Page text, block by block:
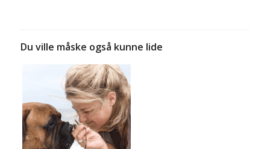
Du ville måske også kunne lide